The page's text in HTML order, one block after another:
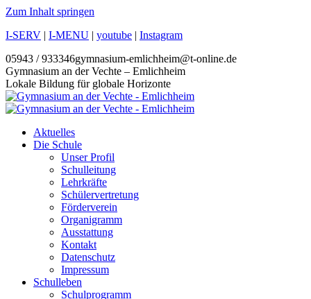
Zum Inhalt springen
I-SERV | I-MENU | youtube | Instagram
05943 / 933346gymnasium-emlichheim@t-online.de
Gymnasium an der Vechte – Emlichheim
Lokale Bildung für globale Horizonte
Aktuelles
Die Schule
Unser Profil
Schulleitung
Lehrkräfte
Schülervertretung
Förderverein
Organigramm
Ausstattung
Kontakt
Datenschutz
Impressum
Schulleben
Schulprogramm